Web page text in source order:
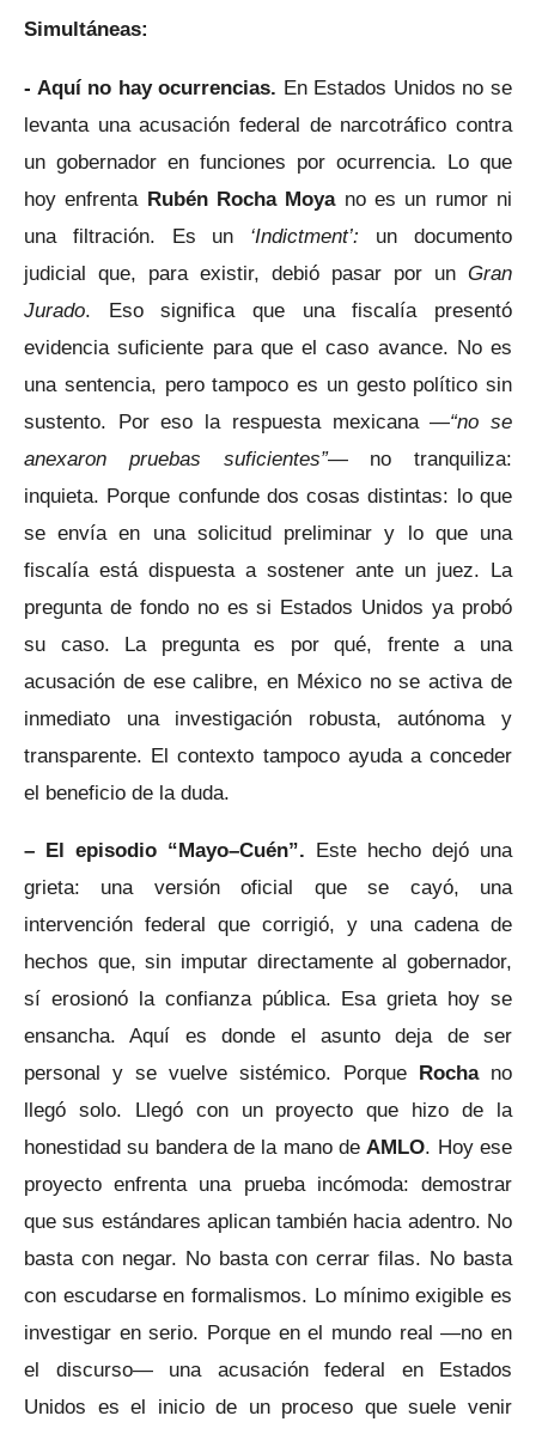
Simultáneas:
- Aquí no hay ocurrencias. En Estados Unidos no se
levanta una acusación federal de narcotráfico contra
un gobernador en funciones por ocurrencia. Lo que
hoy enfrenta Rubén Rocha Moya no es un rumor ni
una filtración. Es un
‘Indictment’:
un documento
judicial que, para existir, debió pasar por un Gran
Jurado. Eso significa que una fiscalía presentó
evidencia suficiente para que el caso avance. No es
una sentencia, pero tampoco es un gesto político sin
sustento. Por eso la respuesta mexicana —“no se
anexaron pruebas suficientes”— no tranquiliza:
inquieta. Porque confunde dos cosas distintas: lo que
se envía en una solicitud preliminar y lo que una
fiscalía está dispuesta a sostener ante un juez. La
pregunta de fondo no es si Estados Unidos ya probó
su caso. La pregunta es por qué, frente a una
acusación de ese calibre, en México no se activa de
inmediato una investigación robusta, autónoma y
transparente. El contexto tampoco ayuda a conceder
el beneficio de la duda.
– El episodio “Mayo–Cuén”. Este hecho dejó una
grieta: una versión oficial que se cayó, una
intervención federal que corrigió, y una cadena de
hechos que, sin imputar directamente al gobernador,
sí erosionó la confianza pública. Esa grieta hoy se
ensancha. Aquí es donde el asunto deja de ser
personal y se vuelve sistémico. Porque Rocha no
llegó solo. Llegó con un proyecto que hizo de la
honestidad su bandera de la mano de AMLO. Hoy ese
proyecto enfrenta una prueba incómoda: demostrar
que sus estándares aplican también hacia adentro. No
basta con negar. No basta con cerrar filas. No basta
con escudarse en formalismos. Lo mínimo exigible es
investigar en serio. Porque en el mundo real —no en
el discurso— una acusación federal en Estados
Unidos es el inicio de un proceso que suele venir